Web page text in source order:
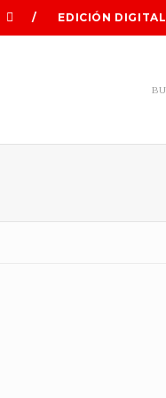
EDICIÓN DIGITAL